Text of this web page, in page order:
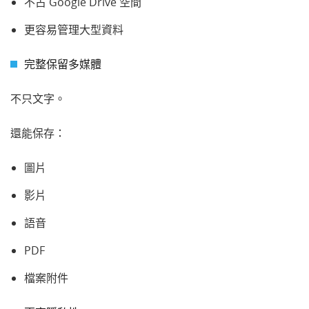
更容易管理大型資料
完整保留多媒體
不只文字。
還能保存：
圖片
影片
語音
PDF
檔案附件